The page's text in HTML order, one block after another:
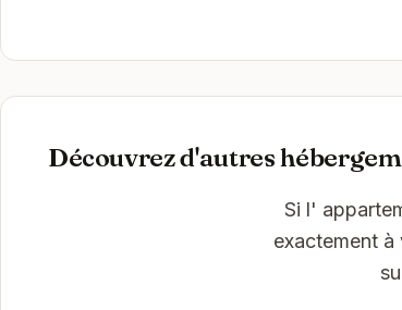
Découvrez d'autres
Si l'
exactement